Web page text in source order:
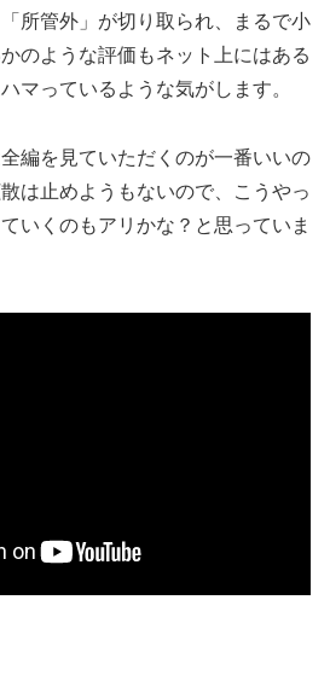
所管外」が切り取られ、まるで小
のような評価もネット上にはある
マっているような気がします。
編を見ていただくのが一番いいの
は止めようもないので、こうやっ
いくのもアリかな？と思っていま